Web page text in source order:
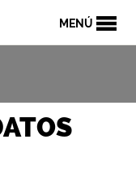
MENÚ